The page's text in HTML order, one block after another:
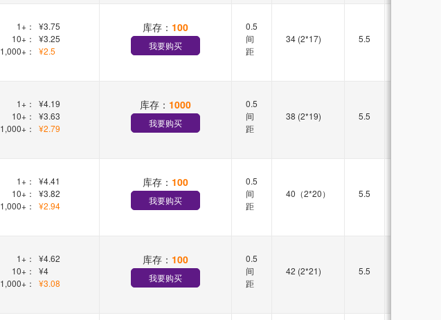
1+：
¥3.75
10+：
¥3.25
1,000+：
¥2.5
库存： 100
我要购买
0.5
间
距
34 (2*17) 5.5
1+：
¥4.19
10+：
¥3.63
1,000+：
¥2.79
库存： 1000
我要购买
0.5
间
距
38 (2*19) 5.5
1+：
¥4.41
10+：
¥3.82
1,000+：
¥2.94
库存： 100
我要购买
0.5
间
距
40（2*20） 5.5
1+：
¥4.62
10+：
¥4
1,000+：
¥3.08
库存： 100
我要购买
0.5
间
距
42 (2*21) 5.5